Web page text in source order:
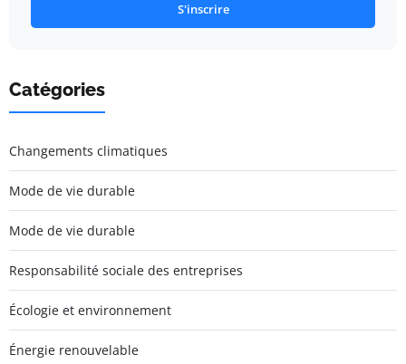
S'inscrire
Catégories
Changements climatiques
Mode de vie durable
Mode de vie durable
Responsabilité sociale des entreprises
Écologie et environnement
Énergie renouvelable